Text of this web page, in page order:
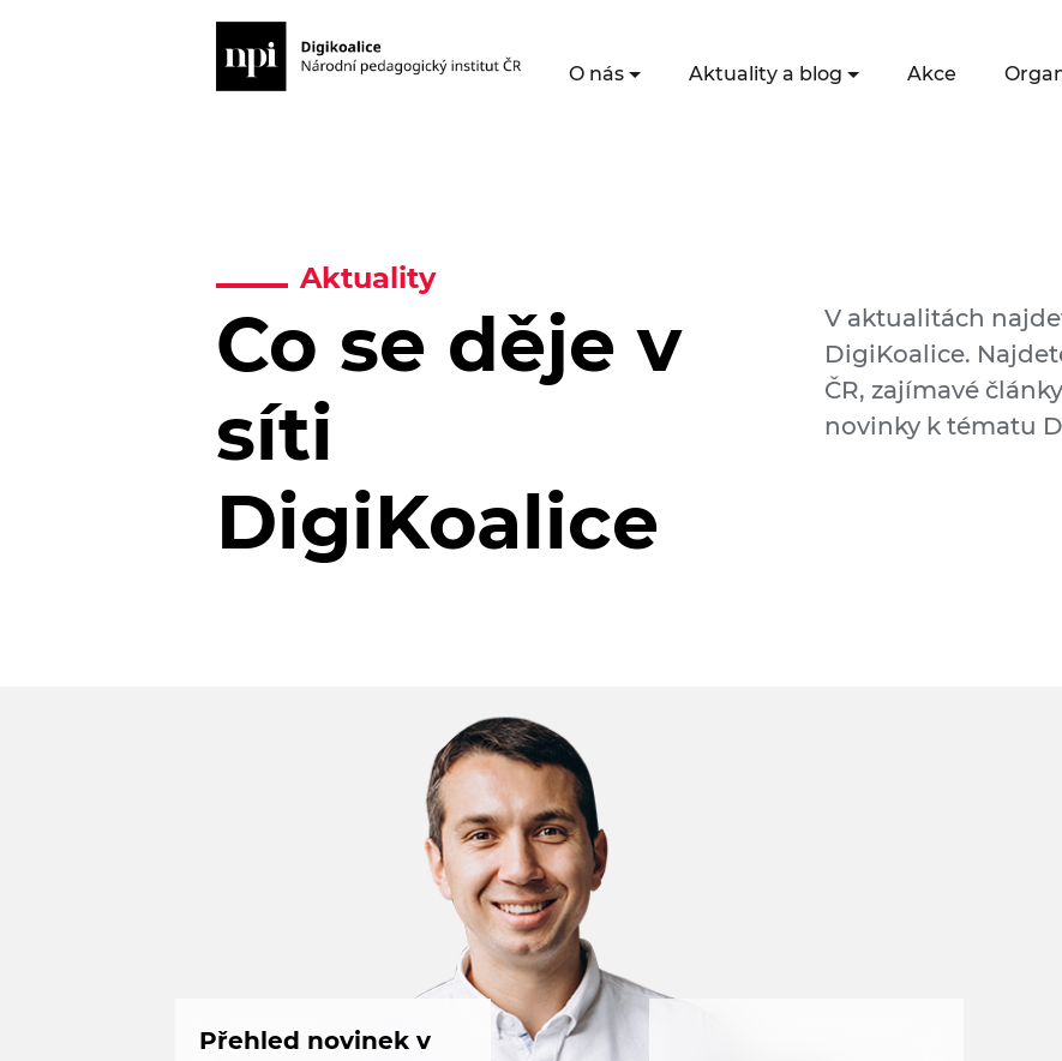
O nás Aktuality a blog Akce
Aktuality
Co se děje v
síti
DigiKoalice
V aktualitách
DigiKoalice.
ČR, zajímavé
novinky k tématu
Přehled novinek v